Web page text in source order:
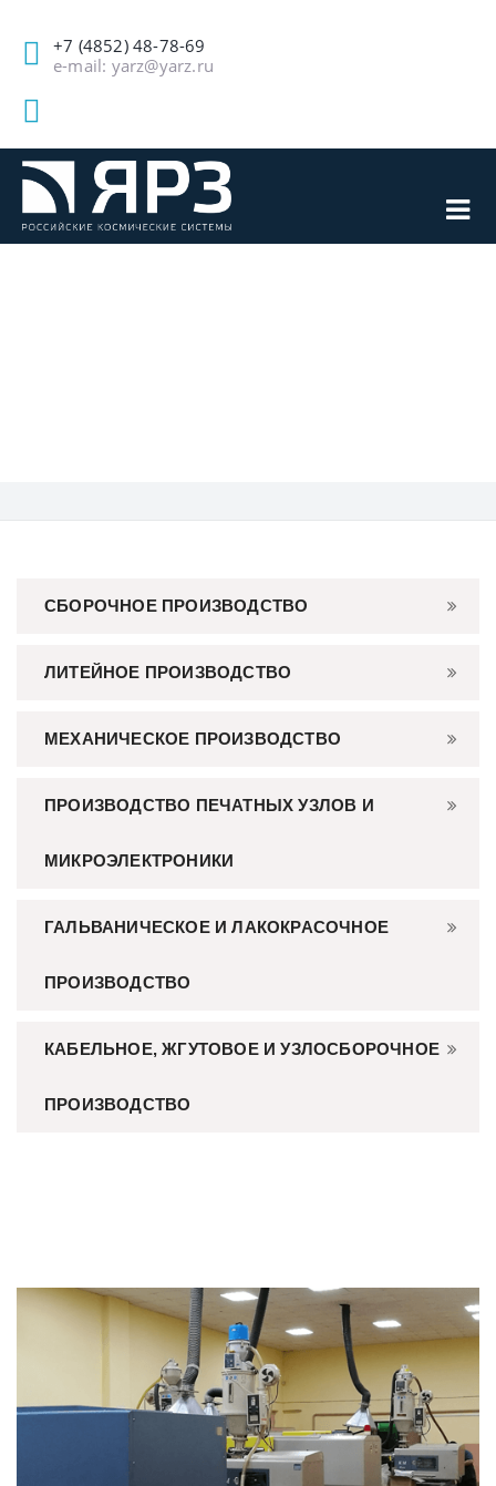
+7 (4852) 48-78-69
e-mail: yarz@yarz.ru
СБОРОЧНОЕ ПРОИЗВОДСТВО
ЛИТЕЙНОЕ ПРОИЗВОДСТВО
МЕХАНИЧЕСКОЕ ПРОИЗВОДСТВО
ПРОИЗВОДСТВО ПЕЧАТНЫХ УЗЛОВ И
МИКРОЭЛЕКТРОНИКИ
ГАЛЬВАНИЧЕСКОЕ И ЛАКОКРАСОЧНОЕ
ПРОИЗВОДСТВО
КАБЕЛЬНОЕ, ЖГУТОВОЕ И УЗЛОСБОРОЧНОЕ
ПРОИЗВОДСТВО